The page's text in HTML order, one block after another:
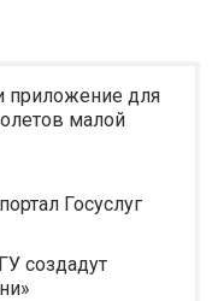
приложение для
малой
Госуслуг
создадут